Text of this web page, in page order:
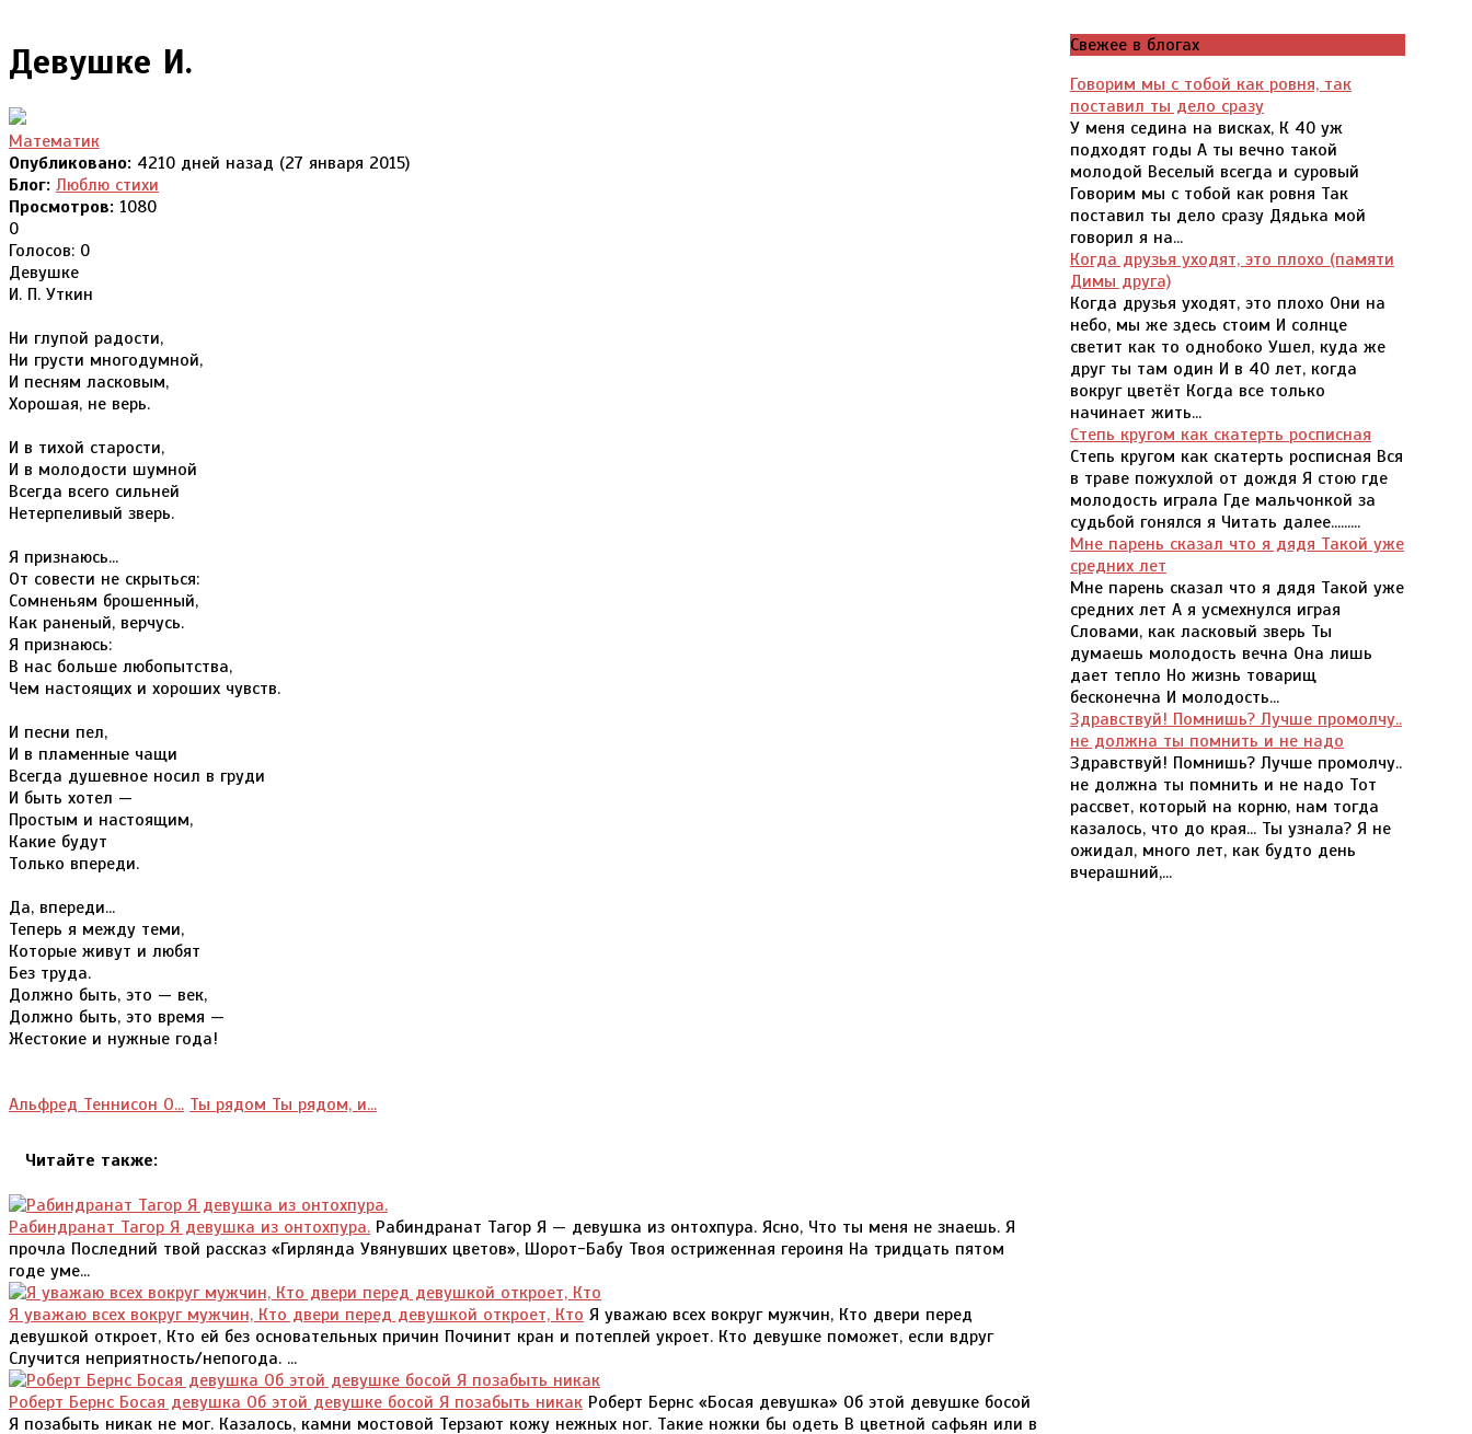
Девушке И.
Математик
Опубликовано: 4210 дней назад (27 января 2015)
Блог: Люблю стихи
Просмотров: 1080
0
Голосов: 0
Девушке
И. П. Уткин
Ни глупой радости,
Ни грусти многодумной,
И песням ласковым,
Хорошая, не верь.
И в тихой старости,
И в молодости шумной
Всегда всего сильней
Нетерпеливый зверь.
Я признаюсь...
От совести не скрыться:
Сомненьям брошенный,
Как раненый, верчусь.
Я признаюсь:
В нас больше любопытства,
Чем настоящих и хороших чувств.
И песни пел,
И в пламенные чащи
Всегда душевное носил в груди
И быть хотел —
Простым и настоящим,
Какие будут
Только впереди.
Да, впереди...
Теперь я между теми,
Которые живут и любят
Без труда.
Должно быть, это — век,
Должно быть, это время —
Жестокие и нужные года!
Альфред Теннисон О... Ты рядом Ты рядом, и...
Читайте также:
Рабиндранат Тагор Я девушка из онтохпура. Рабиндранат Тагор Я — девушка из онтохпура. Ясно, Что ты меня не знаешь. Я
прочла Последний твой рассказ «Гирлянда Увянувших цветов», Шорот-Бабу Твоя остриженная героиня На тридцать пятом
годе уме...
Я уважаю всех вокруг мужчин, Кто двери перед девушкой откроет, Кто Я уважаю всех вокруг мужчин, Кто двери перед
девушкой откроет, Кто ей без основательных причин Починит кран и потеплей укроет. Кто девушке поможет, если вдруг
Случится неприятность/непогода. ...
Роберт Бернс Босая девушка Об этой девушке босой Я позабыть никак Роберт Бернс «Босая девушка» Об этой девушке босой
Я позабыть никак не мог. Казалось, камни мостовой Терзают кожу нежных ног. Такие ножки бы одеть В цветной сафьян или в
Свежее в блогах
Говорим мы с тобой как ровня, так
поставил ты дело сразу
У меня седина на висках, К 40 уж
подходят годы А ты вечно такой
молодой Веселый всегда и суровый
Говорим мы с тобой как ровня Так
поставил ты дело сразу Дядька мой
говорил я на...
Когда друзья уходят, это плохо (памяти
Димы друга)
Когда друзья уходят, это плохо Они на
небо, мы же здесь стоим И солнце
светит как то однобоко Ушел, куда же
друг ты там один И в 40 лет, когда
вокруг цветёт Когда все только
начинает жить...
Степь кругом как скатерть росписная
Степь кругом как скатерть росписная Вся
в траве пожухлой от дождя Я стою где
молодость играла Где мальчонкой за
судьбой гонялся я Читать далее.........
Мне парень сказал что я дядя Такой уже
средних лет
Мне парень сказал что я дядя Такой уже
средних лет А я усмехнулся играя
Словами, как ласковый зверь Ты
думаешь молодость вечна Она лишь
дает тепло Но жизнь товарищ
бесконечна И молодость...
Здравствуй! Помнишь? Лучше промолчу..
не должна ты помнить и не надо
Здравствуй! Помнишь? Лучше промолчу..
не должна ты помнить и не надо Тот
рассвет, который на корню, нам тогда
казалось, что до края... Ты узнала? Я не
ожидал, много лет, как будто день
вчерашний,...